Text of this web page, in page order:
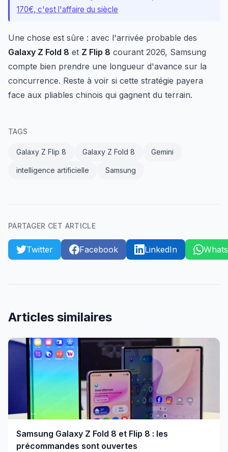
170€, c'est l'affaire du siècle
Une chose est sûre : avec l'arrivée probable des
Galaxy Z Fold 8 et Z Flip 8 courant 2026, Samsung
compte bien prendre une longueur d'avance sur la
concurrence. Reste à voir si cette stratégie payera
face aux pliables chinois qui gagnent du terrain.
TAGS
Galaxy Z Flip 8 Galaxy Z Fold 8 Gemini
intelligence artificielle Samsung
PARTAGER CET ARTICLE
Twitter Facebook LinkedIn
Articles similaires
Samsung Galaxy Z Fold 8 et Flip 8 : les
précommandes sont ouvertes